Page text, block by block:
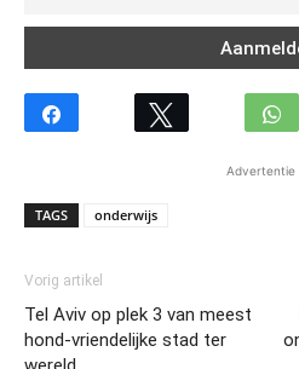
Advertentie
TAGS onderwijs
Vorig artikel
Tel Aviv op plek 3 van meest
hond-vriendelijke stad ter